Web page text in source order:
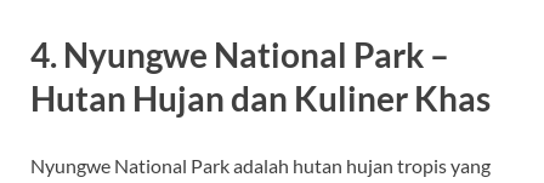
4. Nyungwe National Park –
Hutan Hujan dan Kuliner Khas
Nyungwe National Park adalah hutan hujan tropis yang